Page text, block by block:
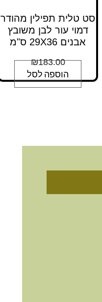
סט טלית תפילין מהודר
דמוי עור לבן משובץ
אבנים 29X36 ס"מ
₪183.00
הוספה לסל